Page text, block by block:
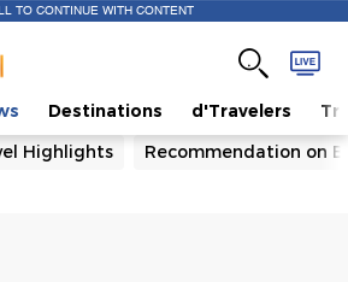
TO CONTINUE WITH CONTENT
Destinations d'Travelers
Highlights Recommendation on